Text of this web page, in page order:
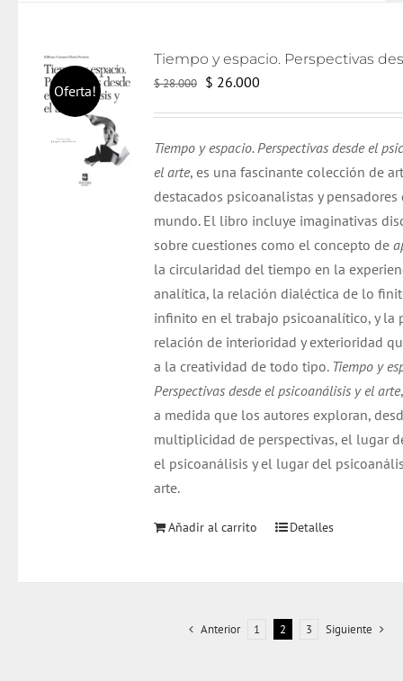
Oferta! $28.000 El
era:
$ 28.000.
$ 26.000El
es:
$ 26.000.
Tiempo y espacio. Perspectivas desde el
el arte, es una fascinante colección de
destacados psicoanalistas y
mundo. El libro incluye imaginativas
sobre cuestiones como el concepto de
la circularidad del tiempo en la
analítica, la relación dialéctica de lo
infinito en el trabajo psicoanalítico, y la
relación de interioridad y exterioridad
a la creatividad de todo tipo. Tiempo y
Perspectivas desde el psicoanálisis y el arte
a medida que los autores exploran,
multiplicidad de perspectivas, el lugar
el psicoanálisis y el lugar del
arte.
Añadir al carrito Detalles
Anterior 1 2 3 Siguiente